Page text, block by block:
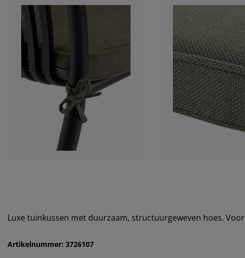
Luxe tuinkussen met duurzaam, structuurgeweven hoes.
Artikelnummer: 3726107